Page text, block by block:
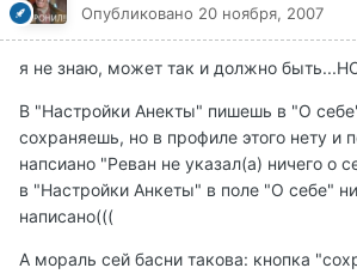
Опубликовано 20 ноября, 2007
я не знаю, может так и должно
В "Настройки Анекты" пишешь в "О
сохраняешь, но в профиле этого нету и
напсиано "Реван не указал(а) ничего о
в "Настройки Анкеты" в поле "О себе"
написано(((
А мораль сей басни такова: кнопка